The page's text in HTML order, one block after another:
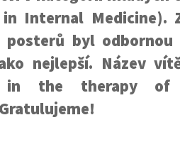
Internal Medicine).
posterů byl
nejlepší. Název
in the therapy of